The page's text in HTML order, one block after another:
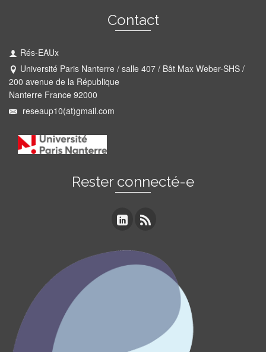
Contact
Rés-EAUx
Université Paris Nanterre / salle 407 / Bât Max Weber-SHS /
200 avenue de la République
Nanterre France 92000
reseaup10(at)gmail.com
Rester connecté-e